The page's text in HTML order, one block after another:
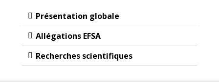
Présentation globale
Allégations EFSA
Recherches scientifiques